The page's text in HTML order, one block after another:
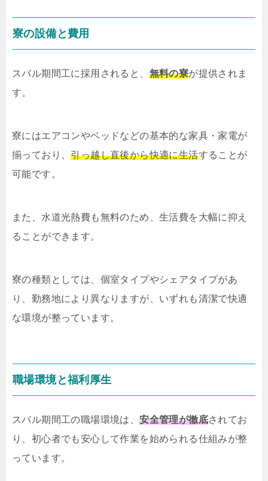
寮の設備と費用
スバル期間工に採用されると、 無料の寮が提供されま
す。
寮にはエアコンやベッドなどの基本的な家具・家電が
揃っており、引っ越し直後から快適に生活することが
可能です。
また、水道光熱費も無料のため、生活費を大幅に抑え
ることができます。
寮の種類としては、個室タイプやシェアタイプがあ
り、勤務地により異なりますが、いずれも清潔で快適
な環境が整っています。
職場環境と福利厚生
スバル期間工の職場環境は、安全管理が徹底されてお
り、初心者でも安心して作業を始められる仕組みが整
っています。